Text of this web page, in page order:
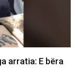
Vdes ish-